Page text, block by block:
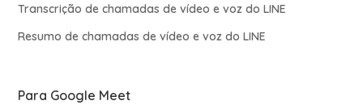
Transcrição de chamadas de vídeo e voz do LINE
Resumo de chamadas de vídeo e voz do LINE
Para Google Meet